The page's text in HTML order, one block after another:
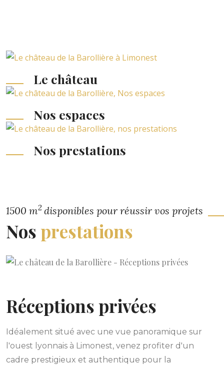
Le château
Nos espaces
Nos prestations
1500 m2 disponibles pour réussir vos projets
Nosprestations
Réceptions privées
Idéalement situé avec une vue panoramique sur
l'ouest lyonnais à Limonest, venez profiter d'un
cadre prestigieux et authentique pour la